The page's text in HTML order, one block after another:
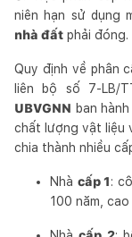
niên hạn sử dụng
nhà đất phải đóng.
Quy định về phân
liên bộ số 7-LB/
UBVGNN ban
chất lượng vật liệu
chia thành nhiều
Nhà cấp 1:
100 năm,